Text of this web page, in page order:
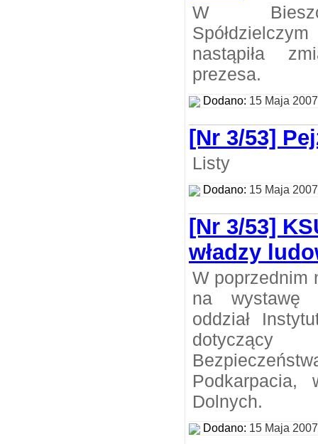
W
nastąpiła
prezesa.
Dodano: 15 Maja 2007
[Nr 3/53]
Listy
Dodano: 15 Maja 2007
[Nr 3/53]
władzy
W poprzednim
na wystawę
oddział
dotyczący
Dolnych.
Dodano: 15 Maja 2007